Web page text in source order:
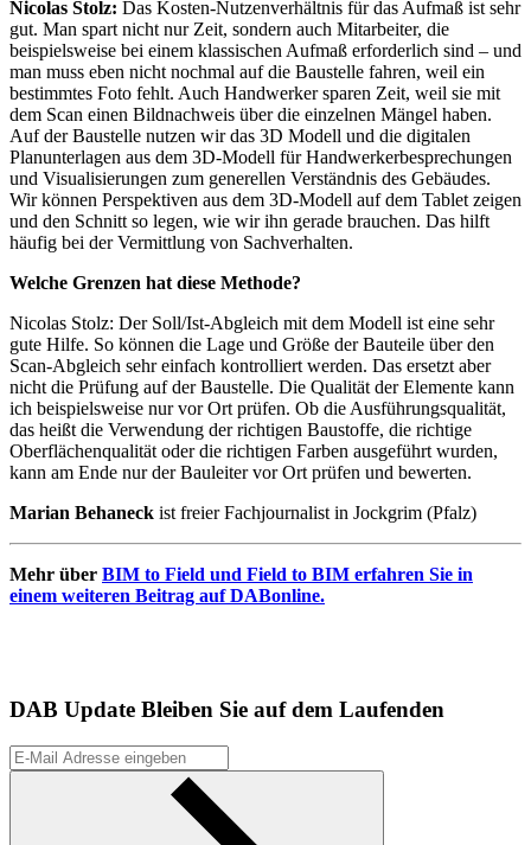
Nicolas Stolz: Das Kosten-Nutzenverhältnis für das Aufmaß ist sehr
gut. Man spart nicht nur Zeit, sondern auch Mitarbeiter, die
beispielsweise bei einem klassischen Aufmaß erforderlich sind – und
man muss eben nicht nochmal auf die Baustelle fahren, weil ein
bestimmtes Foto fehlt. Auch Handwerker sparen Zeit, weil sie mit
dem Scan einen Bildnachweis über die einzelnen Mängel haben.
Auf der Baustelle nutzen wir das 3D Modell und die digitalen
Planunterlagen aus dem 3D-Modell für Handwerkerbesprechungen
und Visualisierungen zum generellen Verständnis des Gebäudes.
Wir können Perspektiven aus dem 3D-Modell auf dem Tablet zeigen
und den Schnitt so legen, wie wir ihn gerade brauchen. Das hilft
häufig bei der Vermittlung von Sachverhalten.
Welche Grenzen hat diese Methode?
Nicolas Stolz: Der Soll/Ist-Abgleich mit dem Modell ist eine sehr
gute Hilfe. So können die Lage und Größe der Bauteile über den
Scan-Abgleich sehr einfach kontrolliert werden. Das ersetzt aber
nicht die Prüfung auf der Baustelle. Die Qualität der Elemente kann
ich beispielsweise nur vor Ort prüfen. Ob die Ausführungsqualität,
das heißt die Verwendung der richtigen Baustoffe, die richtige
Oberflächenqualität oder die richtigen Farben ausgeführt wurden,
kann am Ende nur der Bauleiter vor Ort prüfen und bewerten.
Marian Behaneck ist freier Fachjournalist in Jockgrim (Pfalz)
Mehr über BIM to Field und Field to BIM erfahren Sie in
einem weiteren Beitrag auf DABonline.
DAB Update Bleiben Sie auf dem Laufenden